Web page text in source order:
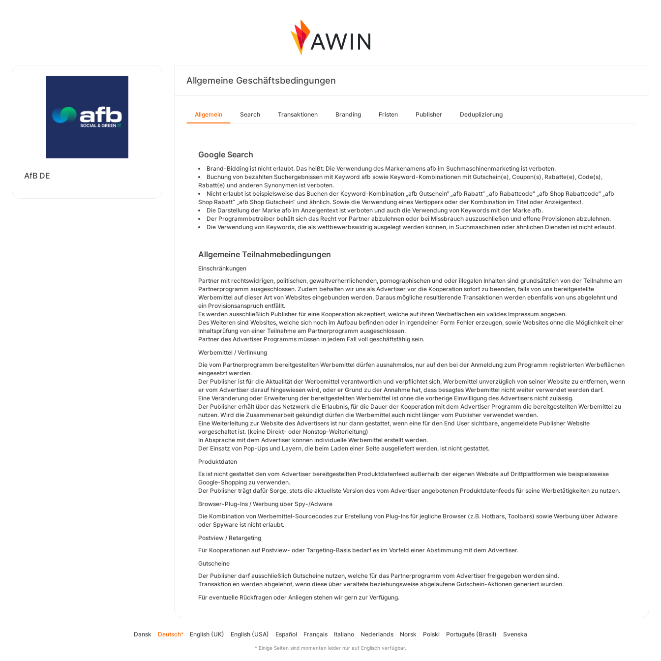
AfB DE
Allgemeine Geschäftsbedingungen
Allgemein Search Transaktionen Branding Fristen Publisher Deduplizierung
Google Search
Brand-Bidding ist nicht erlaubt. Das heißt: Die Verwendung des Markenamens afb im Suchmaschinenmarketing ist verboten.
Buchung von bezahlten Suchergebnissen mit Keyword afb sowie Keyword-Kombinationen mit Gutschein(e), Coupon(s), Rabatte(e), Code(s),
Rabatt(e) und anderen Synonymen ist verboten.
Nicht erlaubt ist beispielsweise das Buchen der Keyword-Kombination „afb Gutschein“ „afb Rabatt“ „afb Rabattcode“ „afb Shop Rabattcode“ „afb
Shop Rabatt“ „afb Shop Gutschein“ und ähnlich. Sowie die Verwendung eines Vertippers oder der Kombination im Titel oder Anzeigentext.
Die Darstellung der Marke afb im Anzeigentext ist verboten und auch die Verwendung von Keywords mit der Marke afb.
Der Programmbetreiber behält sich das Recht vor Partner abzulehnen oder bei Missbrauch auszuschließen und offene Provisionen abzulehnen.
Die Verwendung von Keywords, die als wettbewerbswidrig ausgelegt werden können, in Suchmaschinen oder ähnlichen Diensten ist nicht erlaubt.
Allgemeine Teilnahmebedingungen
Einschränkungen
Partner mit rechtswidrigen, politischen, gewaltverherrlichenden, pornographischen und oder illegalen Inhalten sind grundsätzlich von der Teilnahme am
Partnerprogramm ausgeschlossen. Zudem behalten wir uns als Advertiser vor die Kooperation sofort zu beenden, falls von uns bereitgestellte
Werbemittel auf dieser Art von Websites eingebunden werden. Daraus mögliche resultierende Transaktionen werden ebenfalls von uns abgelehnt und
ein Provisionsanspruch entfällt.
Es werden ausschließlich Publisher für eine Kooperation akzeptiert, welche auf ihren Werbeflächen ein valides Impressum angeben.
Des Weiteren sind Websites, welche sich noch im Aufbau befinden oder in irgendeiner Form Fehler erzeugen, sowie Websites ohne die Möglichkeit einer
Inhaltsprüfung von einer Teilnahme am Partnerprogramm ausgeschlossen.
Partner des Advertiser Programms müssen in jedem Fall voll geschäftsfähig sein.
Werbemittel / Verlinkung
Die vom Partnerprogramm bereitgestellten Werbemittel dürfen ausnahmslos, nur auf den bei der Anmeldung zum Programm registrierten Werbeflächen
eingesetzt werden.
Der Publisher ist für die Aktualität der Werbemittel verantwortlich und verpflichtet sich, Werbemittel unverzüglich von seiner Website zu entfernen, wenn
er vom Advertiser darauf hingewiesen wird, oder er Grund zu der Annahme hat, dass besagtes Werbemittel nicht weiter verwendet werden darf.
Eine Veränderung oder Erweiterung der bereitgestellten Werbemittel ist ohne die vorherige Einwilligung des Advertisers nicht zulässig.
Der Publisher erhält über das Netzwerk die Erlaubnis, für die Dauer der Kooperation mit dem Advertiser Programm die bereitgestellten Werbemittel zu
nutzen. Wird die Zusammenarbeit gekündigt dürfen die Werbemittel auch nicht länger vom Publisher verwendet werden.
Eine Weiterleitung zur Website des Advertisers ist nur dann gestattet, wenn eine für den End User sichtbare, angemeldete Publisher Website
vorgeschaltet ist. (keine Direkt- oder Nonstop-Weiterleitung)
In Absprache mit dem Advertiser können individuelle Werbemittel erstellt werden.
Der Einsatz von Pop-Ups und Layern, die beim Laden einer Seite ausgeliefert werden, ist nicht gestattet.
Produktdaten
Es ist nicht gestattet den vom Advertiser bereitgestellten Produktdatenfeed außerhalb der eigenen Website auf Drittplattformen wie beispielsweise
Google-Shopping zu verwenden.
Der Publisher trägt dafür Sorge, stets die aktuellste Version des vom Advertiser angebotenen Produktdatenfeeds für seine Werbetätigkeiten zu nutzen.
Browser-Plug-Ins / Werbung über Spy-/Adware
Die Kombination von Werbemittel-Sourcecodes zur Erstellung von Plug-Ins für jegliche Browser (z.B. Hotbars, Toolbars) sowie Werbung über Adware
oder Spyware ist nicht erlaubt.
Postview / Retargeting
Für Kooperationen auf Postview- oder Targeting-Basis bedarf es im Vorfeld einer Abstimmung mit dem Advertiser.
Gutscheine
Der Publisher darf ausschließlich Gutscheine nutzen, welche für das Partnerprogramm vom Advertiser freigegeben worden sind.
Transaktion en werden abgelehnt, wenn diese über veraltete beziehungsweise abgelaufene Gutschein-Aktionen generiert wurden.
Für eventuelle Rückfragen oder Anliegen stehen wir gern zur Verfügung.
Dansk Deutsch* English (UK) English (USA) Español Français Italiano Nederlands Norsk Polski Português (Brasil) Svenska
* Einige Seiten sind momentan leider nur auf Englisch verfügbar.